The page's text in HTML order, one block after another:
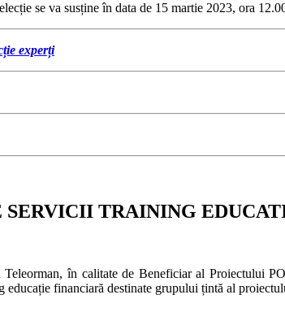
se va susține în data de 15 martie 2023, ora
experți
TRAINING
în calitate de Beneficiar al Proiectului
educație financiară destinate grupului țintă al